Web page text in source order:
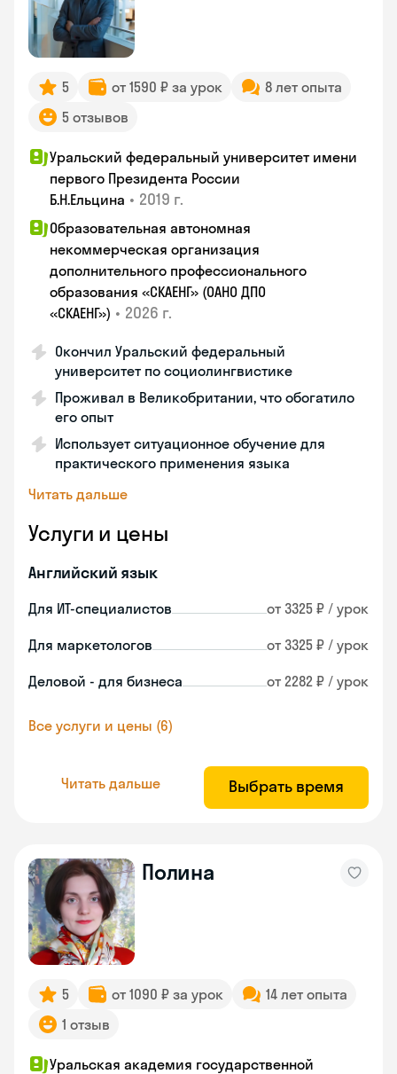
5 от 1590 ₽ за урок
8 лет опыта
5 отзывов
Уральский федеральный университет имени
первого Президента России
Б.Н.Ельцина • 2019 г.
Образовательная автономная
некоммерческая организация
дополнительного профессионального
образования «СКАЕНГ» (ОАНО ДПО
«СКАЕНГ») • 2026 г.
Окончил Уральский федеральный
университет по социолингвистике
Проживал в Великобритании, что обогатило
его опыт
Использует ситуационное обучение для
практического применения языка
Читать дальше
Услуги и цены
Английский язык
Для ИТ-специалистов от 3325 ₽ / урок
Для маркетологов от 3325 ₽ / урок
Деловой - для бизнеса от 2282 ₽ / урок
Все услуги и цены (6)
Читать дальше Выбрать время
Полина
5 от 1090 ₽ за урок
14 лет опыта
1 отзыв
Уральская академия государственной